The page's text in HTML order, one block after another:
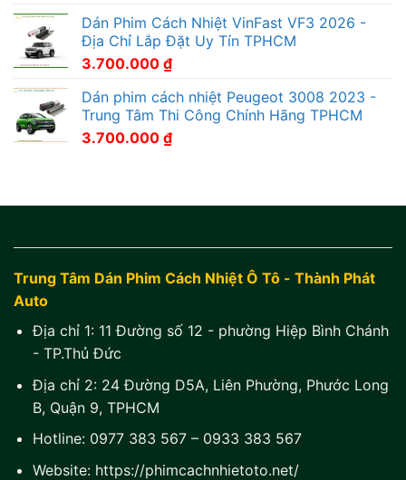
Dán Phim Cách Nhiệt VinFast VF3 2026 -
Địa Chỉ Lắp Đặt Uy Tín TPHCM
3.700.000 ₫
Dán phim cách nhiệt Peugeot 3008 2023 -
Trung Tâm Thi Công Chính Hãng TPHCM
3.700.000 ₫
Trung Tâm Dán Phim Cách Nhiệt Ô Tô - Thành Phát
Auto
Địa chỉ 1: 11 Đường số 12 - phường Hiệp Bình Chánh
- TP.Thủ Đức
Địa chỉ 2: 24 Đường D5A, Liên Phường, Phước Long
B, Quận 9, TPHCM
Hotline: 0977 383 567– 0933 383 567
Website: https://phimcachnhietoto.net/